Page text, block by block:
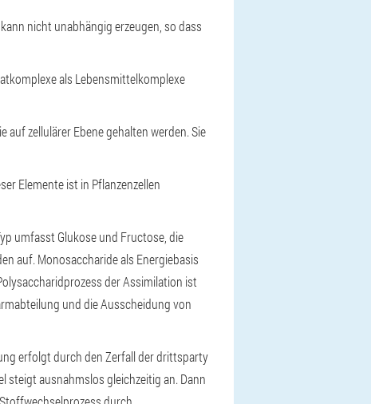
nicht unabhängig erzeugen, so dass
als Lebensmittelkomplexe
zellulärer Ebene gehalten werden. Sie
Elemente ist in Pflanzenzellen
umfasst Glukose und Fructose, die
auf. Monosaccharide als Energiebasis
der Assimilation ist
und die Ausscheidung von
erfolgt durch den Zerfall der drittsparty
steigt ausnahmslos gleichzeitig an. Dann